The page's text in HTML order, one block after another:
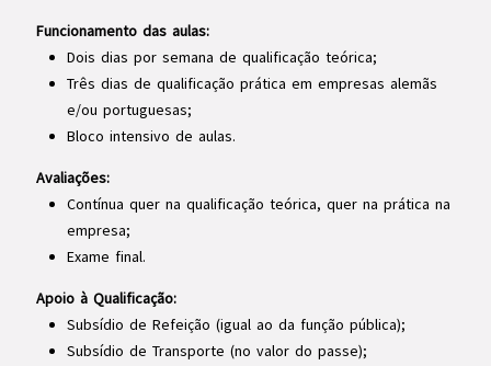
Funcionamento das aulas:
Dois dias por semana de qualificação teórica;
Três dias de qualificação prática em empresas alemãs
e/ou portuguesas;
Bloco intensivo de aulas.
Avaliações:
Contínua quer na qualificação teórica, quer na prática na
empresa;
Exame final.
Apoio à Qualificação:
Subsídio de Refeição (igual ao da função pública);
Subsídio de Transporte (no valor do passe);